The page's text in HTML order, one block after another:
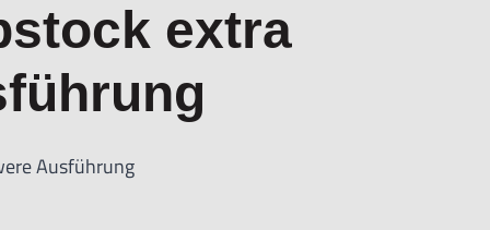
extra
Ausführung